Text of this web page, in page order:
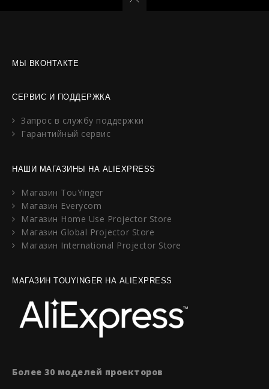
МЫ ВКОНТАКТЕ
СЕРВИС И ПОДДЕРЖКА
Запрос в службу поддержки
Гарантийный сервис
НАШИ МАГАЗИНЫ НА ALIEXPRESS
Магазин TouYinger
Магазин Everycom
Магазин Home Use Projector Store
Магазин Global Projector Store
Магазин International Projector Store
МАГАЗИН TOUYINGER НА ALIEXPRESS
Более 30 моделей проекторов